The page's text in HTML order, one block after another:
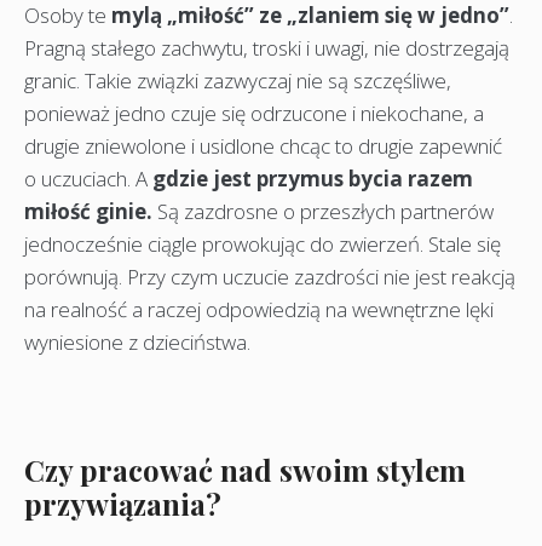
Osoby te mylą „miłość” ze „zlaniem się w jedno”.
Pragną stałego zachwytu, troski i uwagi, nie dostrzegają
granic. Takie związki zazwyczaj nie są szczęśliwe,
ponieważ jedno czuje się odrzucone i niekochane, a
drugie zniewolone i usidlone chcąc to drugie zapewnić
o uczuciach. A gdzie jest przymus bycia razem
miłość ginie. Są zazdrosne o przeszłych partnerów
jednocześnie ciągle prowokując do zwierzeń. Stale się
porównują. Przy czym uczucie zazdrości nie jest reakcją
na realność a raczej odpowiedzią na wewnętrzne lęki
wyniesione z dzieciństwa.
Czy pracować nad swoim stylem
przywiązania?